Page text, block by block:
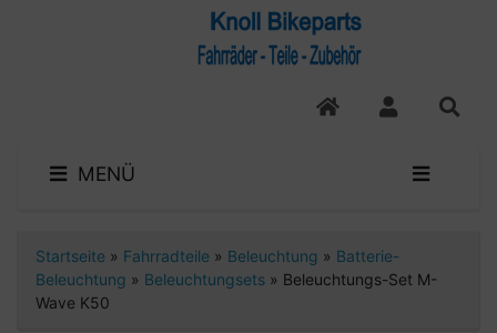
MENÜ
Startseite » Fahrradteile » Beleuchtung » Batterie-
Beleuchtung » Beleuchtungsets » Beleuchtungs-Set M-
Wave K50